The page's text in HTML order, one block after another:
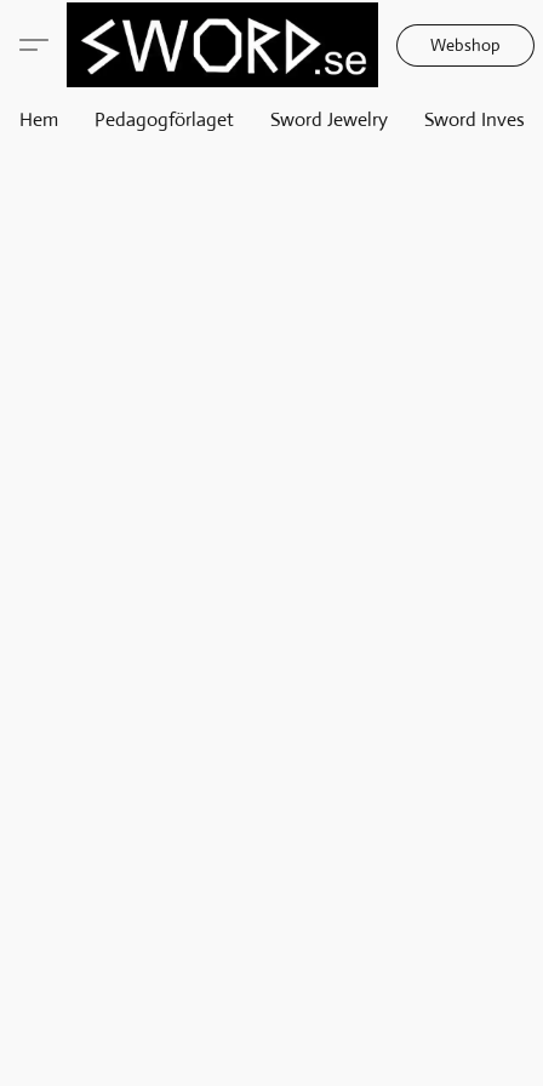
Webshop
Hem Pedagogförlaget Sword Jewelry Sword Invest